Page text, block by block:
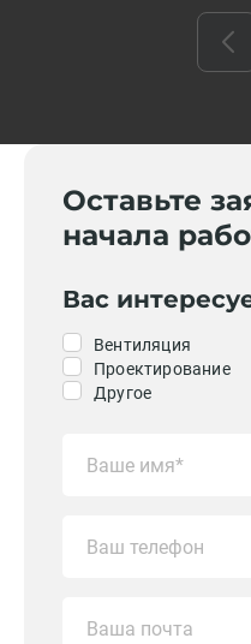
Оставьте
начала
Вас
Вентиляция
Проектирование
Другое